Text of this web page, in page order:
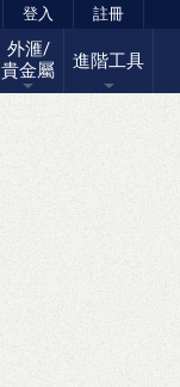
登入 註冊
外滙/
貴金屬
進階工具